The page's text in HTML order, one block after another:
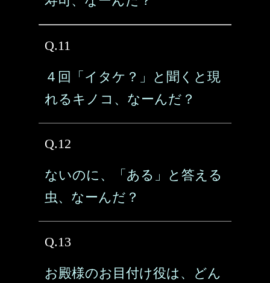
Q.11
４回「イタケ？」と聞くと現
れるキノコ、なーんだ？
Q.12
ないのに、「ある」と答える
虫、なーんだ？
Q.13
お殿様のお目付け役は、どん